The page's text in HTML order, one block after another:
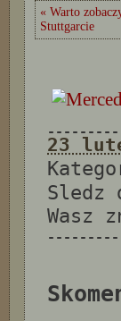
« Warto
Stuttgarcie
23
Sledz
Wasz